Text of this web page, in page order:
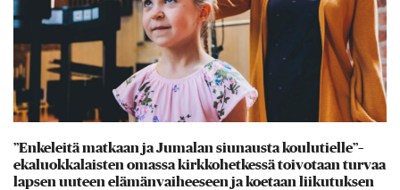
”Enkeleitä matkaan ja Jumalan siunausta koulutielle”–
ekaluokkalaisten omassa kirkkohetkessä toivotaan turvaa
lapsen uuteen elämänvaiheeseen ja koetaan liikutuksen